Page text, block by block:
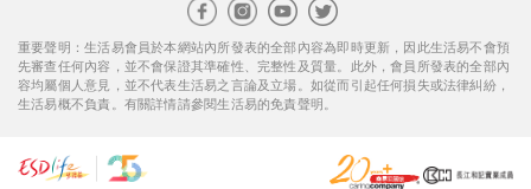
重要聲明：生活易會員於本網站內所發表的全部內容為即時更新，因此生活易不會預
先審查任何內容，並不會保證其準確性、完整性及質量。此外，會員所發表的全部內
容均屬個人意見，並不代表生活易之言論及立場。如從而引起任何損失或法律糾紛，
生活易概不負責。有關詳情請參閱生活易的免責聲明。